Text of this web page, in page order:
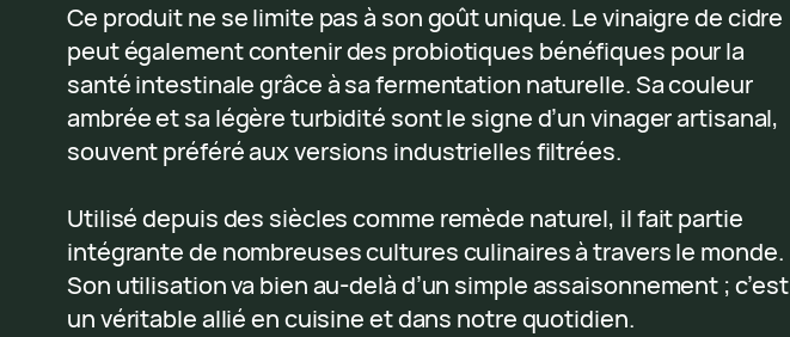
Ce produit ne se limite pas à son goût unique. Le vinaigre de cidre
peut également contenir des probiotiques bénéfiques pour la
santé intestinale grâce à sa fermentation naturelle. Sa couleur
ambrée et sa légère turbidité sont le signe d’un vinager artisanal,
souvent préféré aux versions industrielles filtrées.
Utilisé depuis des siècles comme remède naturel, il fait partie
intégrante de nombreuses cultures culinaires à travers le monde.
Son utilisation va bien au-delà d’un simple assaisonnement ; c’est
un véritable allié en cuisine et dans notre quotidien.